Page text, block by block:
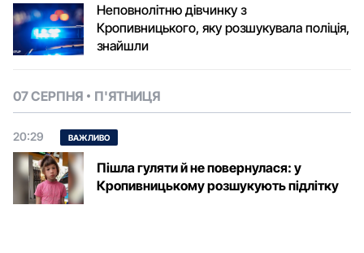
Неповнолітню дівчинку з
Кропивницького, яку розшукувала поліція,
знайшли
07 СЕРПНЯ П'ЯТНИЦЯ
20:29 ВАЖЛИВО
Пішла гуляти й не повернулася: у
Кропивницькому розшукують підлітку